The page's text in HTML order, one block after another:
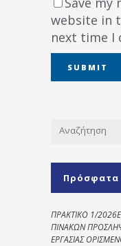
website in
next time I
Πρόσφατα
ΠΡΑΚΤΙΚΟ 1/
ΠΙΝΑΚΩΝ
ΕΡΓΑΣΙΑΣ